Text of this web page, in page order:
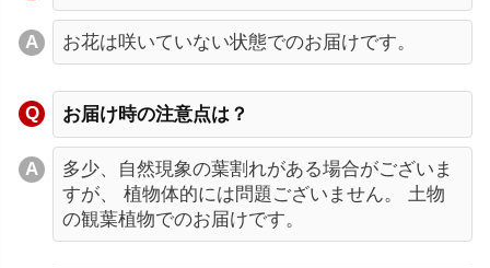
お花は咲いていない状態でのお届けです。
お届け時の注意点は？
多少、自然現象の葉割れがある場合がございま
すが、 植物体的には問題ございません。 土物
の観葉植物でのお届けです。